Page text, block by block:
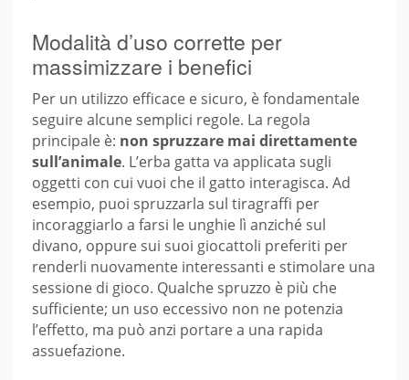
Modalità d’uso corrette per
massimizzare i benefici
Per un utilizzo efficace e sicuro, è fondamentale
seguire alcune semplici regole. La regola
principale è: non spruzzare mai direttamente
sull’animale. L’erba gatta va applicata sugli
oggetti con cui vuoi che il gatto interagisca. Ad
esempio, puoi spruzzarla sul tiragraffi per
incoraggiarlo a farsi le unghie lì anziché sul
divano, oppure sui suoi giocattoli preferiti per
renderli nuovamente interessanti e stimolare una
sessione di gioco. Qualche spruzzo è più che
sufficiente; un uso eccessivo non ne potenzia
l’effetto, ma può anzi portare a una rapida
assuefazione.